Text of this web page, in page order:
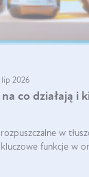
2026
co działają i
w
funkcje w